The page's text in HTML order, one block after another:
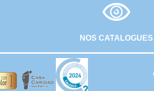
NOS CATALOGUES